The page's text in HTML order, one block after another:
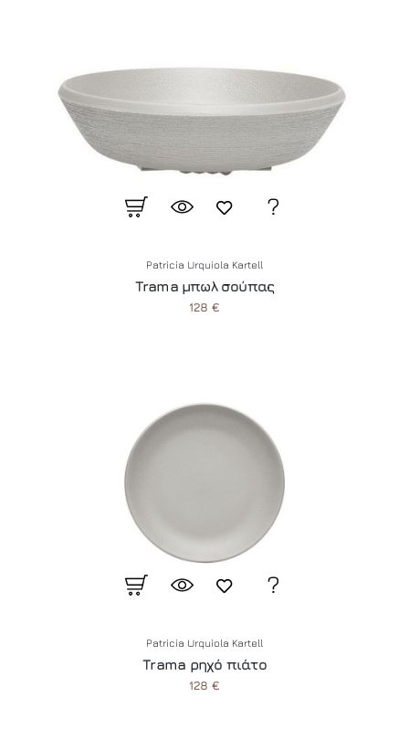
Patricia Urquiola Kartell
Trama μπωλ σούπας
128 €
Patricia Urquiola Kartell
Trama ρηχό πιάτο
128 €